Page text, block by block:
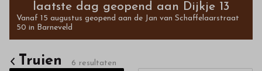
Bestel
kinderkleding
laatste dag geopend aan Dijkje 13
Vanaf 15 augustus geopend aan de Jan van Schaffelaarstraat
50 in Barneveld
Truien 6 resultaten